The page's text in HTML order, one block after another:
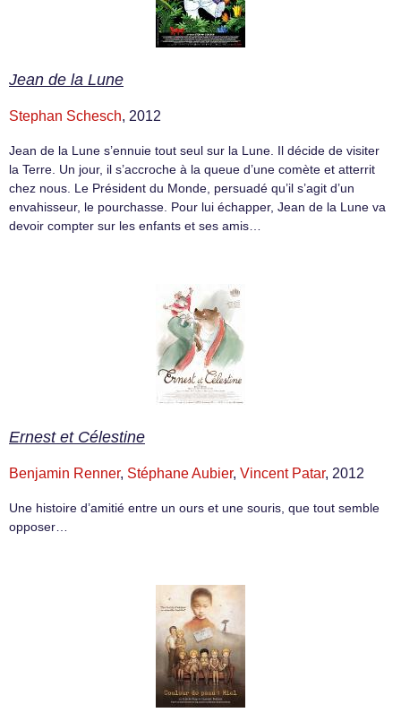
Jean de la Lune
Stephan Schesch, 2012
Jean de la Lune s’ennuie tout seul sur la Lune. Il décide de visiter
la Terre. Un jour, il s’accroche à la queue d’une comète et atterrit
chez nous. Le Président du Monde, persuadé qu’il s’agit d’un
envahisseur, le pourchasse. Pour lui échapper, Jean de la Lune va
devoir compter sur les enfants et ses amis…
Ernest et Célestine
Benjamin Renner, Stéphane Aubier, Vincent Patar, 2012
Une histoire d’amitié entre un ours et une souris, que tout semble
opposer…